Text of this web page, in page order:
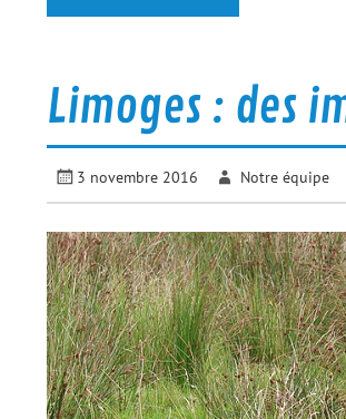
Limoges : des
3 novembre 2016 Notre équipe